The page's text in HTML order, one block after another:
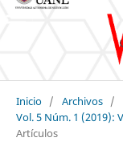
Inicio / Archivos /
Vol. 5 Núm. 1 (2019):
Artículos